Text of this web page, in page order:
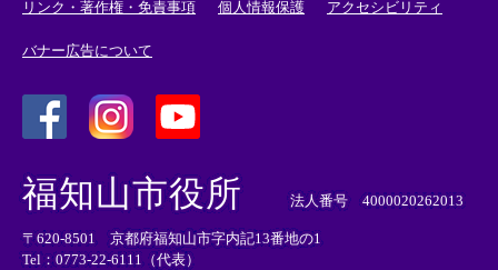
リンク・著作権・免責事項 個人情報保護 アクセシビリティ
バナー広告について
外
部
リ
ン
ク
外
リ
ン
ク
外
部
ン
ク
福知山市役所 法人番号 4000020262013
〒620-8501 京都府福知山市字内記13番地の1
Tel：0773-22-6111（代表）